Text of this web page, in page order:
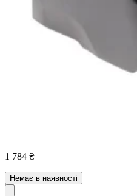
1 784 ₴
Немає в наявності